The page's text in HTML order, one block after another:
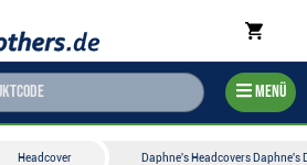
Menü
Headcover Daphne's Headcovers Daphne's